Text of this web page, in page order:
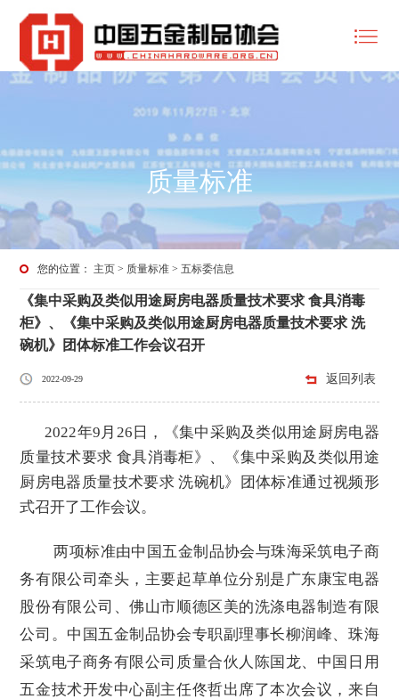
质量标准
您的位置： 主页 > 质量标准 >五标委信息
《集中采购及类似用途厨房电器质量技术要求 食具消毒
柜》、《集中采购及类似用途厨房电器质量技术要求 洗
碗机》团体标准工作会议召开
2022-09-29 返回列表
2022年9月26日，
《集中采购及类似用途厨房电器
质量技术要求 食具消毒柜》、《集中采购及类似用途
厨房电器质量技术要求 洗碗机》团体标准通过视频形
式召开了工作会议。
两项标准由中国五金制品协会与珠海采筑电子商
务有限公司牵头，主要起草单位分别是广东康宝电器
股份有限公司、佛山市顺德区美的洗涤电器制造有限
公司。中国五金制品协会专职副理事长柳润峰、珠海
采筑电子商务有限公司质量合伙人陈国龙、中国日用
五金技术开发中心副主任佟哲出席了本次会议，来自